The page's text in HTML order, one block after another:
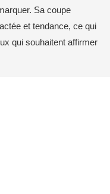
Sa coupe
et tendance, ce qui
qui souhaitent affirmer